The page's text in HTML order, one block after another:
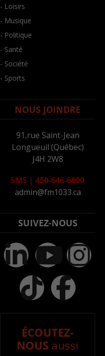
- Loisirs
- Musique
- Politique
- Santé
- Société
- Sports
NOUS JOINDRE
91,rue Saint-Jean
Longueuil (Québec)
J4H 2W8
SMS | 450-646-6800
admin@fm1033.ca
SUIVEZ-NOUS
ÉCOUTEZ-
NOUS aussi